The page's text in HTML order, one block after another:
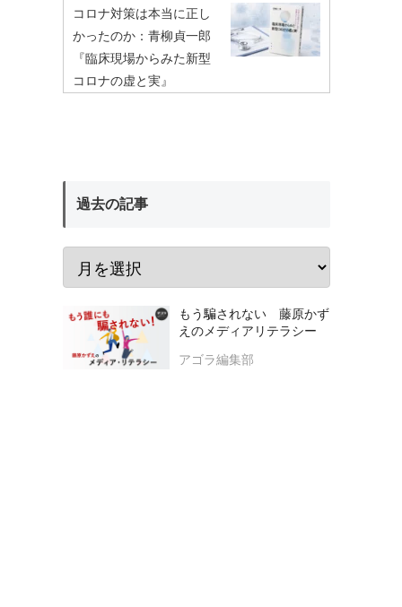
コロナ対策は本当に正し
かったのか：青柳貞一郎
『臨床現場からみた新型
コロナの虚と実』
過去の記事
もう騙されない 藤原かず
えのメディアリテラシー
アゴラ編集部